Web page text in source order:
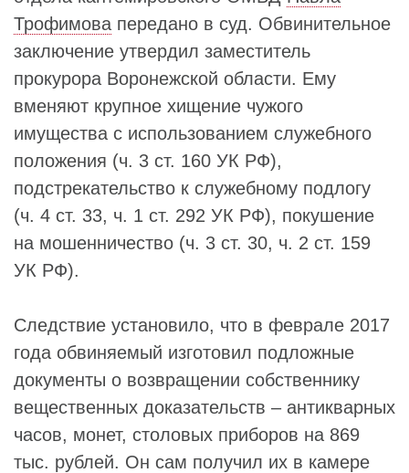
Трофимова передано в суд. Обвинительное
заключение утвердил заместитель
прокурора Воронежской области. Ему
вменяют крупное хищение чужого
имущества с использованием служебного
положения (ч. 3 ст. 160 УК РФ),
подстрекательство к служебному подлогу
(ч. 4 ст. 33, ч. 1 ст. 292 УК РФ), покушение
на мошенничество (ч. 3 ст. 30, ч. 2 ст. 159
УК РФ).
Следствие установило, что в феврале 2017
года обвиняемый изготовил подложные
документы о возвращении собственнику
вещественных доказательств – антикварных
часов, монет, столовых приборов на 869
тыс. рублей. Он сам получил их в камере